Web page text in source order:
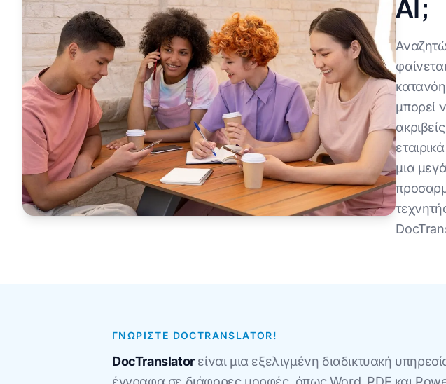
AI;
μπορεί
μια
ΓΝΩΡΊΣΤΕ DOCTRANSLATOR!
DocTranslatorείναι μια εξελιγμένη διαδικτυακή